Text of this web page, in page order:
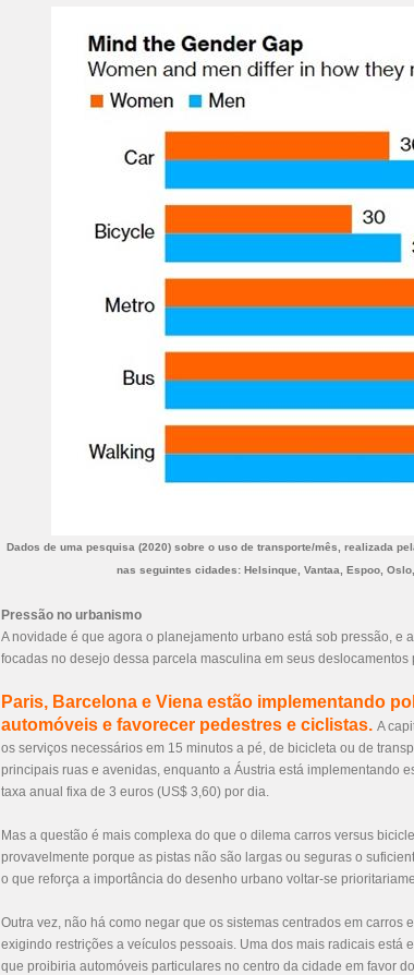
Dados de uma pesquisa (2020) sobre o uso de transporte/mês, realizada
nas seguintes cidades: Helsinque, Vantaa, Espoo,
Pressão no urbanismo
A novidade é que agora o planejamento urbano está sob pressão, e
focadas no desejo dessa parcela masculina em seus deslocamentos
Paris, Barcelona e Viena estão implementando
automóveis e favorecer pedestres e ciclistas. A
os serviços necessários em 15 minutos a pé, de bicicleta ou de
principais ruas e avenidas, enquanto a Áustria está implementando
taxa anual fixa de 3 euros (US$ 3,60) por dia.
Mas a questão é mais complexa do que o dilema carros versus
provavelmente porque as pistas não são largas ou seguras o
o que reforça a importância do desenho urbano voltar-se
Outra vez, não há como negar que os sistemas centrados em carros
exigindo restrições a veículos pessoais. Uma dos mais radicais está
que proibiria automóveis particulares no centro da cidade em favor